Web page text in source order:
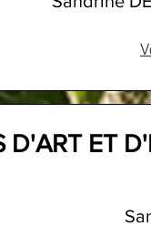
D'ART ET